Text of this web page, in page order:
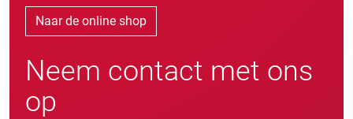
Naar de online shop
Neem contact met ons
op